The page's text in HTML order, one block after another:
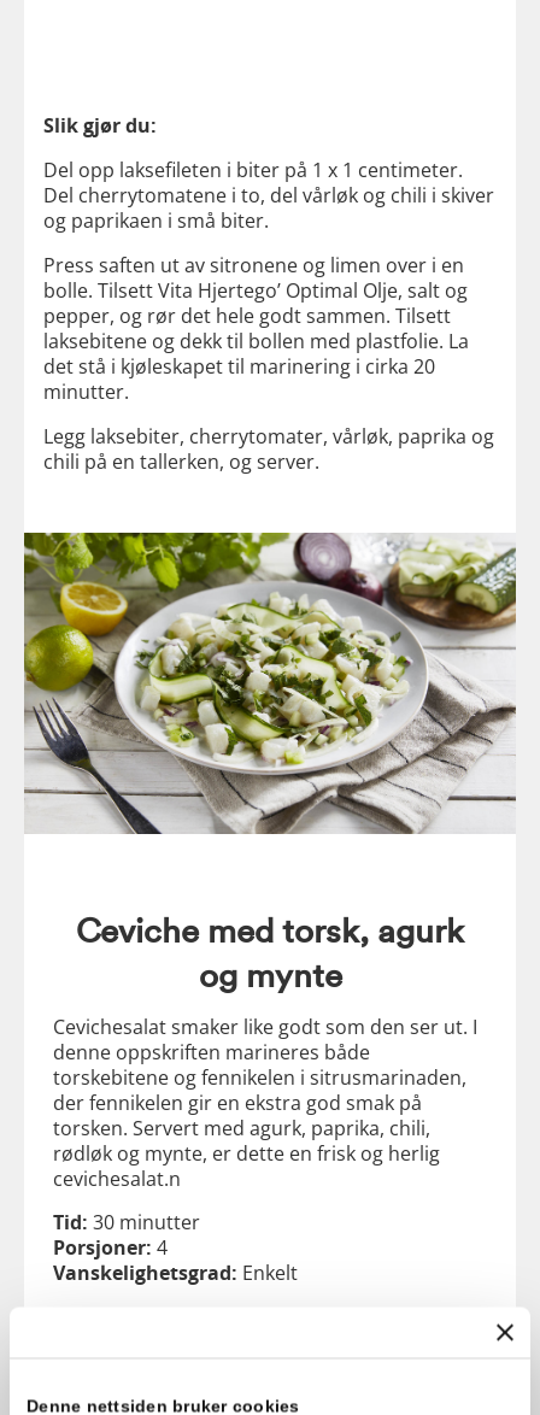
Denne nettsiden bruker cookies
Slik gjør du:
Del opp laksefileten i biter på 1 x 1 centimeter.
Del cherrytomatene i to, del vårløk og chili i skiver
og paprikaen i små biter.
Press saften ut av sitronene og limen over i en
bolle. Tilsett Vita Hjertego’ Optimal Olje, salt og
pepper, og rør det hele godt sammen. Tilsett
laksebitene og dekk til bollen med plastfolie. La
det stå i kjøleskapet til marinering i cirka 20
minutter.
Legg laksebiter, cherrytomater, vårløk, paprika og
chili på en tallerken, og server.
Ceviche med torsk, agurk
og mynte
Cevichesalat smaker like godt som den ser ut. I
denne oppskriften marineres både
torskebitene og fennikelen i sitrusmarinaden,
der fennikelen gir en ekstra god smak på
torsken. Servert med agurk, paprika, chili,
rødløk og mynte, er dette en frisk og herlig
cevichesalat.n
Tid: 30 minutter
Porsjoner: 4
Vanskelighetsgrad: Enkelt
0.5 grønn paprika